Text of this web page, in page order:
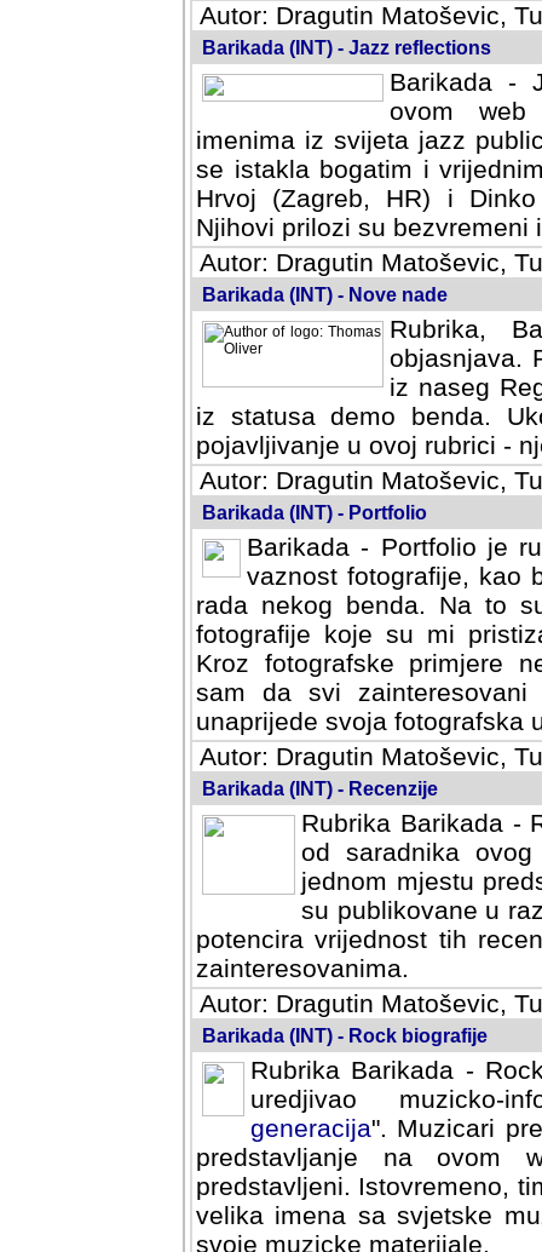
Autor: Dragutin Matoševic,
Barikada (INT) - Jazz reflections
Barikada -
ovom web
imenima iz svijeta jazz
se istakla bogatim i
Hrvoj (Zagreb, HR) i
Njihovi prilozi su bezvremeni
Autor: Dragutin Matoševic,
Barikada (INT) - Nove nade
Rubrika,
objasnjava.
iz naseg
iz statusa demo benda.
pojavljivanje u ovoj rubrici -
Autor: Dragutin Matoševic,
Barikada (INT) - Portfolio
Barikada - Portfolio je
vaznost fotografije, kao
rada nekog benda. Na to
fotografije koje su mi
fotografske primjere
svi zainteresovani
svoja fotografska umijeca.
Autor: Dragutin Matoševic,
Barikada (INT) - Recenzije
Rubrika Barikada -
od saradnika
jednom mjestu
su publikovane u
potencira vrijednost tih
zainteresovanima.
Autor: Dragutin Matoševic,
Barikada (INT) - Rock biografije
Rubrika Barikada -
uredjivao muzicko-
Muzicari predstavljeni u
na ovom web portalu
Istovremeno, tim nacinom
sa svjetske muzicke scene
materijale.